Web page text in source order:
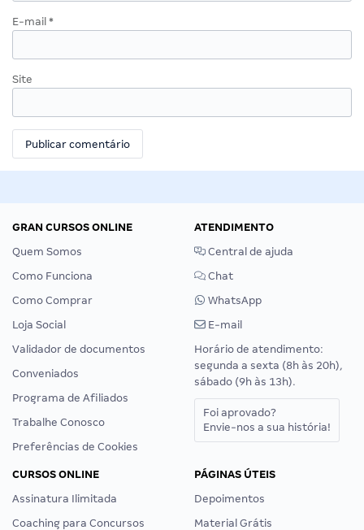
E-mail *
Site
GRAN CURSOS ONLINE
Quem Somos
Como Funciona
Como Comprar
Loja Social
Validador de documentos
Conveniados
Programa de Afiliados
Trabalhe Conosco
Preferências de Cookies
ATENDIMENTO
Central de ajuda
Chat
WhatsApp
E-mail
Horário de atendimento:
segunda a sexta (8h às 20h),
sábado (9h às 13h).
Foi aprovado?
Envie-nos a sua história!
CURSOS ONLINE
Assinatura Ilimitada
Coaching para Concursos
PÁGINAS ÚTEIS
Depoimentos
Material Grátis